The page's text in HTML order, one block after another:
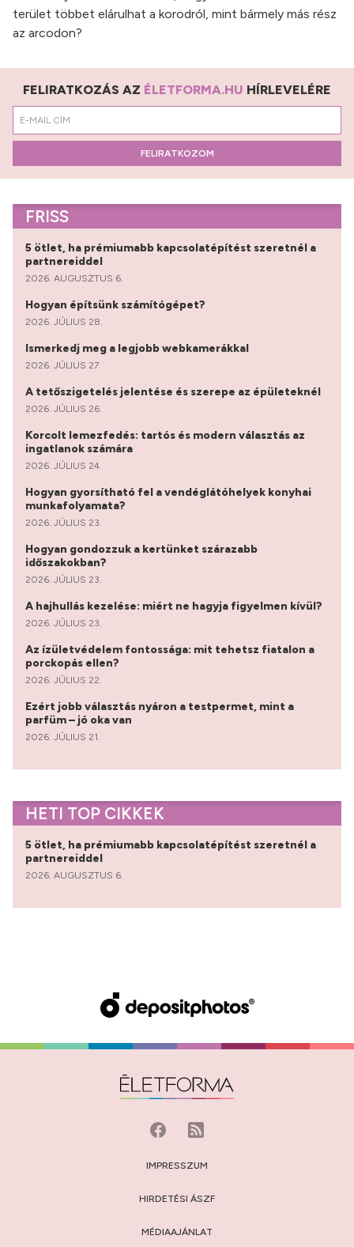
terület többet elárulhat a korodról, mint bármely más rész
az arcodon?
FELIRATKOZÁS AZ ÉLETFORMA.HU HÍRLEVELÉRE
FELIRATKOZOM
FRISS
5 ötlet, ha prémiumabb kapcsolatépítést szeretnél a
partnereiddel
2026. AUGUSZTUS 6.
Hogyan építsünk számítógépet?
2026. JÚLIUS 28.
Ismerkedj meg a legjobb webkamerákkal
2026. JÚLIUS 27.
A tetőszigetelés jelentése és szerepe az épületeknél
2026. JÚLIUS 26.
Korcolt lemezfedés: tartós és modern választás az
ingatlanok számára
2026. JÚLIUS 24.
Hogyan gyorsítható fel a vendéglátóhelyek konyhai
munkafolyamata?
2026. JÚLIUS 23.
Hogyan gondozzuk a kertünket szárazabb
időszakokban?
2026. JÚLIUS 23.
A hajhullás kezelése: miért ne hagyja figyelmen kívül?
2026. JÚLIUS 23.
Az ízületvédelem fontossága: mit tehetsz fiatalon a
porckopás ellen?
2026. JÚLIUS 22.
Ezért jobb választás nyáron a testpermet, mint a
parfüm – jó oka van
2026. JÚLIUS 21.
HETI TOP CIKKEK
5 ötlet, ha prémiumabb kapcsolatépítést szeretnél a
partnereiddel
2026. AUGUSZTUS 6.
IMPRESSZUM
HIRDETÉSI ÁSZF
MÉDIAAJÁNLAT